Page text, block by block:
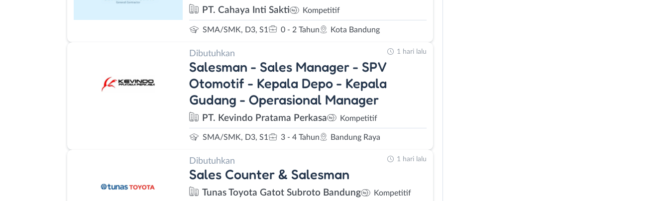
PT. Cahaya Inti Sakti Kompetitif
SMA/SMK, D3, S1 0 - 2 Tahun Kota Bandung
Dibutuhkan
Salesman - Sales Manager - SPV
Otomotif - Kepala Depo - Kepala
Gudang - Operasional Manager
PT. Kevindo Pratama Perkasa Kompetitif
SMA/SMK, D3, S1 3 - 4 Tahun Bandung Raya
1 hari lalu
Dibutuhkan
Sales Counter & Salesman
Tunas Toyota Gatot Subroto Bandung Kompetitif
1 hari lalu